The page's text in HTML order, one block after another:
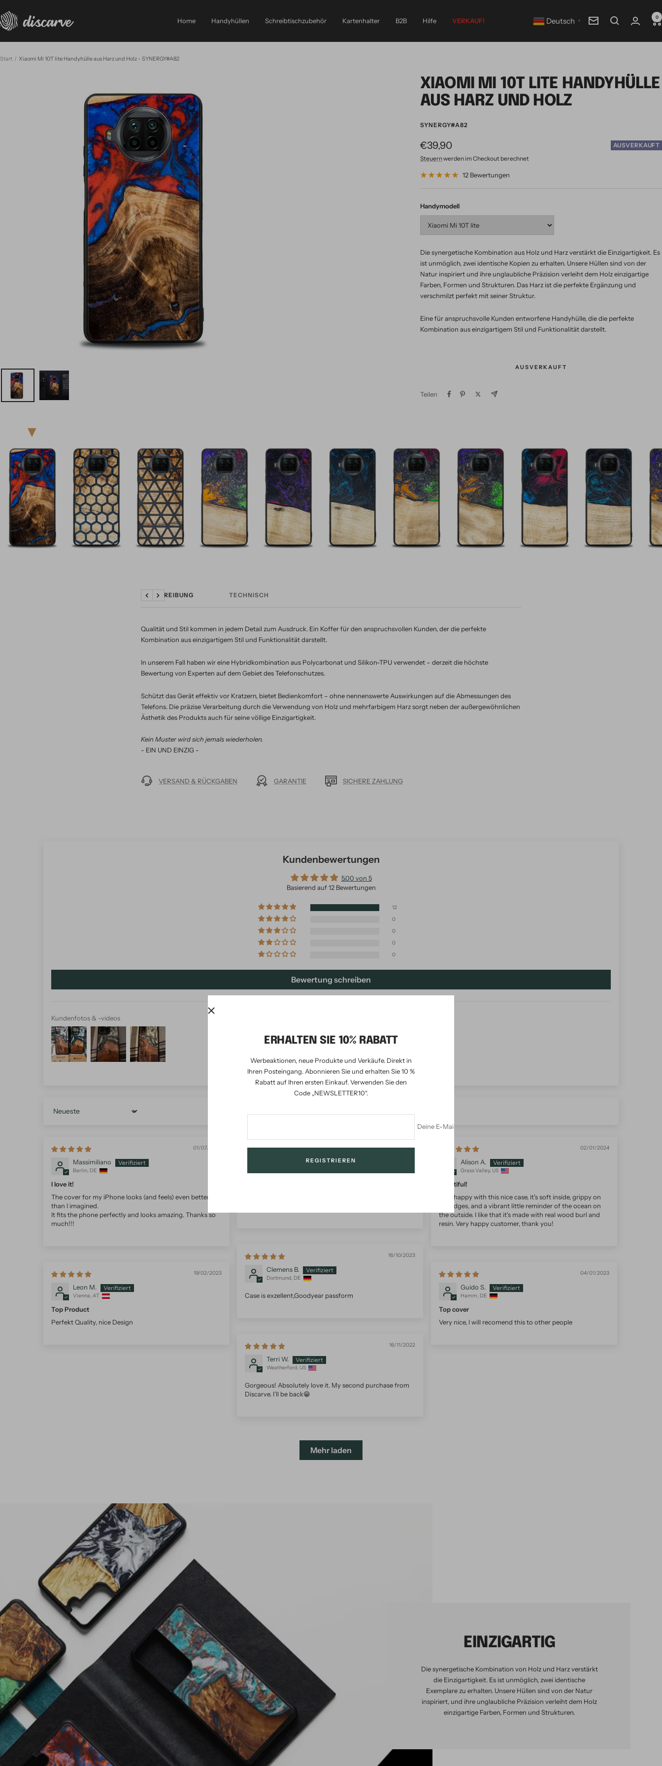
zum
Inhalt
Home Handyhüllen Schreibtischzubehör Kartenhalter B2B Hilfe VERKAUF!
Discarve
Deutsch ▼ Newsletter
0
ERHALTEN SIE 10% RABATT
Werbeaktionen, neue Produkte und Verkäufe. Direkt in
Ihren Posteingang. Abonnieren Sie und erhalten Sie 10 %
Rabatt auf Ihren ersten Einkauf. Verwenden Sie den
Code „NEWSLETTER10“.
Deine E-Mail
REGISTRIEREN
Start Xiaomi Mi 10T lite Handyhülle aus Harz und Holz - SYNERGY#A82
XIAOMI MI 10T LITE HANDYHÜLLE
AUS HARZ UND HOLZ
SYNERGY#A82
Angebotspreis
€39,90
AUSVERKAUFT
Steuernwerden im Checkout berechnet
12 Bewertungen
Handymodell
Die synergetische Kombination aus Holz und Harz verstärkt die Einzigartigkeit. Es
ist unmöglich, zwei identische Kopien zu erhalten. Unsere Hüllen sind von der
Natur inspiriert und ihre unglaubliche Präzision verleiht dem Holz einzigartige
Farben, Formen und Strukturen. Das Harz ist die perfekte Ergänzung und
verschmilzt perfekt mit seiner Struktur.
Eine für anspruchsvolle Kunden entworfene Handyhülle, die die perfekte
Kombination aus einzigartigem Stil und Funktionalität darstellt.
AUSVERKAUFT
Teilen
BESCHREIBUNG TECHNISCH
ZurückWeiter
Qualität und Stil kommen in jedem Detail zum Ausdruck. Ein Koffer für den anspruchsvollen Kunden, der die perfekte
Kombination aus einzigartigem Stil und Funktionalität darstellt.
In unserem Fall haben wir eine Hybridkombination aus Polycarbonat und Silikon-TPU verwendet – derzeit die höchste
Bewertung von Experten auf dem Gebiet des Telefonschutzes.
Schützt das Gerät effektiv vor Kratzern, bietet Bedienkomfort – ohne nennenswerte Auswirkungen auf die Abmessungen des
Telefons. Die präzise Verarbeitung durch die Verwendung von Holz und mehrfarbigem Harz sorgt neben der außergewöhnlichen
Ästhetik des Produkts auch für seine völlige Einzigartigkeit.
Kein Muster wird sich jemals wiederholen.
- EIN UND EINZIG -
VERSAND & RÜCKGABEN GARANTIE SICHERE ZAHLUNG
Kundenbewertungen
5.00 von 5
Basierend auf 12 Bewertungen
12
0
0
0
0
Bewertung schreiben
Kundenfotos & -videos
Sort by
01/07/2025
Massimiliano
Berlin, DE
I love it!
The cover for my iPhone looks (and feels) even better
than I imagined.
It fits the phone perfectly and looks amazing. Thanks so
much!!!
19/03/2025 02/01/2024
Alison A.
Grass Valley, US
beautiful!
Very happy with this nice case, it's soft inside, grippy on
the edges, and a vibrant little reminder of the ocean on
the outside. I like that it's made with real wood burl and
resin. Very happy customer, thank you!
16/10/2023
Clemens B.
Dortmund, DE
Case is exzellent,Goodyear passform
19/02/2023
Leon M.
Vienna, AT
Top Product
Perfekt Quality, nice Design
04/01/2023
Guido S.
Hamm, DE
Top cover
Very nice, I will recomend this to other people
16/11/2022
Terri W.
Weatherford, US
Gorgeous! Absolutely love it. My second purchase from
Discarve. I’ll be back😁
Mehr laden
EINZIGARTIG
Die synergetische Kombination von Holz und Harz verstärkt
die Einzigartigkeit. Es ist unmöglich, zwei identische
Exemplare zu erhalten. Unsere Hüllen sind von der Natur
inspiriert, und ihre unglaubliche Präzision verleiht dem Holz
einzigartige Farben, Formen und Strukturen.